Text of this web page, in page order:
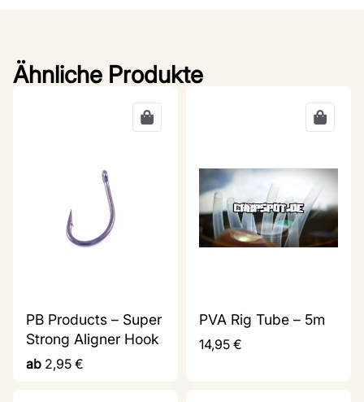
Ähnliche Produkte
PB Products – Super
Strong Aligner Hook
ab 2,95 €
PVA Rig Tube – 5m
14,95 €